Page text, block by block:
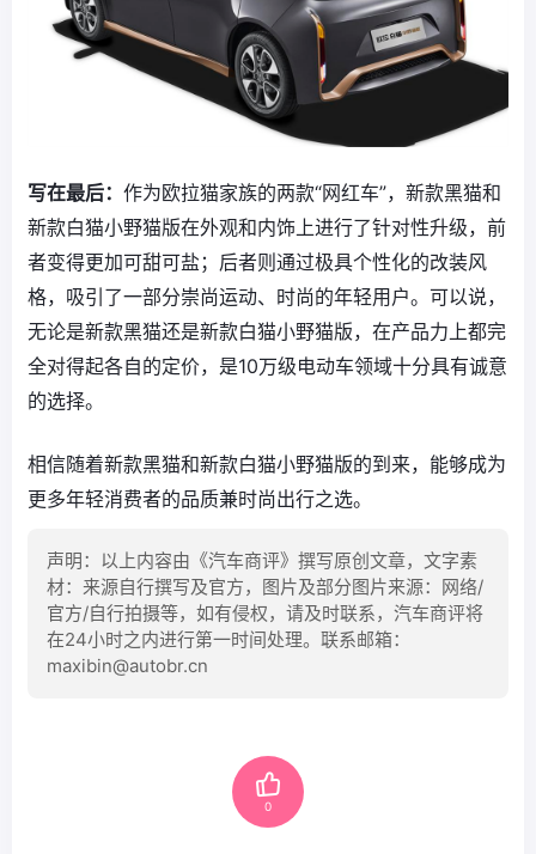
写在最后： 作为欧拉猫家族的两款“网红车”，新款黑猫和
新款白猫小野猫版在外观和内饰上进行了针对性升级，前
者变得更加可甜可盐；后者则通过极具个性化的改装风
格，吸引了一部分崇尚运动、时尚的年轻用户。可以说，
无论是新款黑猫还是新款白猫小野猫版，在产品力上都完
全对得起各自的定价，是10万级电动车领域十分具有诚意
的选择。
相信随着新款黑猫和新款白猫小野猫版的到来，能够成为
更多年轻消费者的品质兼时尚出行之选。
声明：以上内容由《汽车商评》撰写原创文章，文字素
材：来源自行撰写及官方，图片及部分图片来源：网络/
官方/自行拍摄等，如有侵权，请及时联系，汽车商评将
在24小时之内进行第一时间处理。联系邮箱：
maxibin@autobr.cn
0